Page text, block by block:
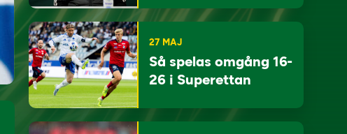
27 MAJ
Så spelas omgång 16-
26 i Superettan